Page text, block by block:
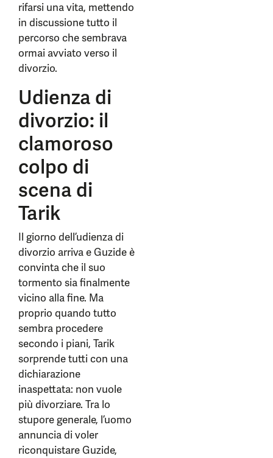
rifarsi una vita, mettendo
in discussione tutto il
percorso che sembrava
ormai avviato verso il
divorzio.
Udienza di
divorzio: il
clamoroso
colpo di
scena di
Tarik
Il giorno dell’udienza di
divorzio arriva e Guzide è
convinta che il suo
tormento sia finalmente
vicino alla fine. Ma
proprio quando tutto
sembra procedere
secondo i piani, Tarik
sorprende tutti con una
dichiarazione
inaspettata: non vuole
più divorziare. Tra lo
stupore generale, l’uomo
annuncia di voler
riconquistare Guzide,